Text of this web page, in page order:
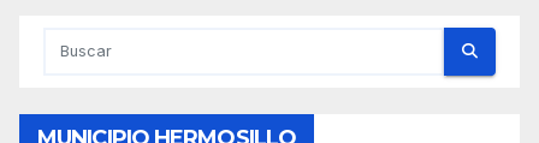
MUNICIPIO HERMOSILLO